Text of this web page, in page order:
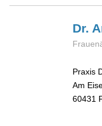
Dr.
Praxis
Am
60431